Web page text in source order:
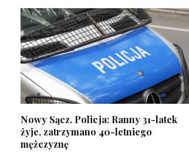
Nowy Sącz. Policja: Ranny 31-latek
żyje, zatrzymano 40-letniego
mężczyznę